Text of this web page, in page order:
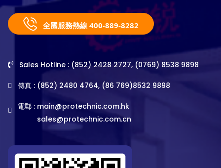
全國服務熱線 400-889-8282
Sales Hotline : (852) 2428 2727, (0769) 8538 9898
傳真 : (852) 2480 4764, (86 769)8532 9898
電郵 : main@protechnic.com.hk
sales@protechnic.com.cn